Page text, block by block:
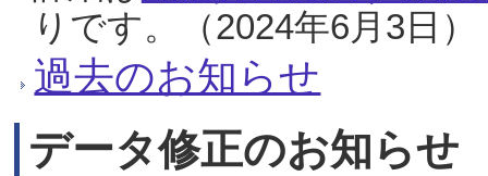
りです。（2024年6月3日）
過去のお知らせ
データ修正のお知らせ